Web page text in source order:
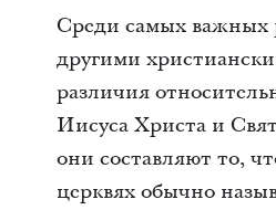
Среди самых важных
другими
различия
Иисуса Христа и
они составляют то,
церквях обычно